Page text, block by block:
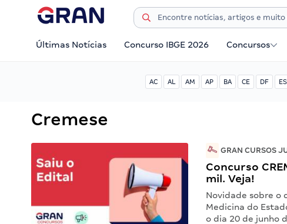
Últimas Notícias Concurso IBGE 2026 Concursos
AC AL AM AP BA CE DF ES
Cremese
GRAN CURSOS
Concurso
mil. Veja!
Novidade sobre o
Medicina do
o dia 20 de junho